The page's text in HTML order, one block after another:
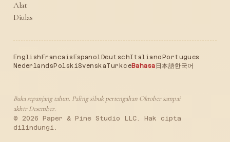
Alat
Diulas
EnglishFrancaisEspanol DeutschItalianoPortugues
NederlandsPolski SvenskaTurkceBahasa 日本語한국어
Buka sepanjang tahun. Paling sibuk pertengahan Oktober sampai
akhir Desember.
© 2026 Paper & Pine Studio LLC. Hak cipta
dilindungi.